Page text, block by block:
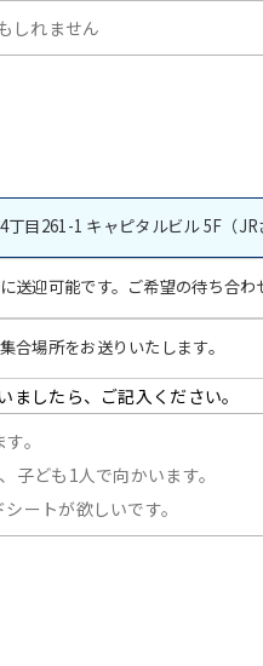
目261-1 キャピタルビル 5F（JR
迎可能です。ご希望の待ち合わ
合場所をお送りいたします。
したら、ご記入ください。